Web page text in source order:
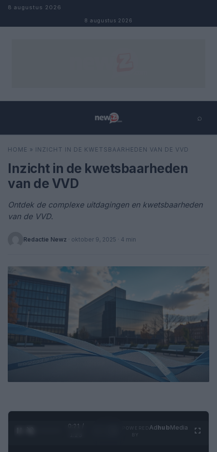
Naar inhoud
8 augustus 2026
8 augustus 2026
⌕
Zoeken ⌕
HOME » INZICHT IN DE KWETSBAARHEDEN VAN DE VVD
Inzicht in de kwetsbaarheden
van de VVD
Ontdek de complexe uitdagingen en kwetsbaarheden
van de VVD.
Redactie Newz · oktober 9, 2025 · 4 min
0:22 /
AdhubMedia